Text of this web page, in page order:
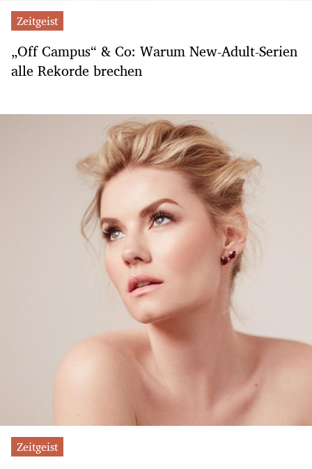
Zeitgeist
„Off Campus“ & Co: Warum New-Adult-Serien
alle Rekorde brechen
Zeitgeist